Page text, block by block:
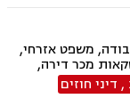
משפט אזרחי,
מכר דירה,
, דיני חוזים